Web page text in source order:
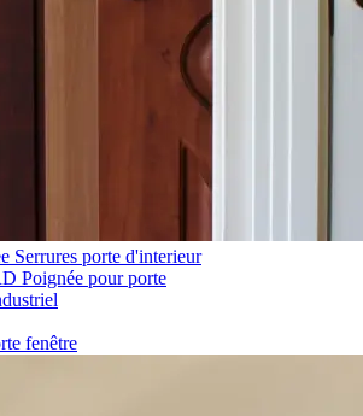
Serrures porte d'interieur
Poignée pour porte
fenêtre